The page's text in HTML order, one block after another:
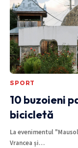
SPORT
10 buzoieni
bicicletă
La evenimentul
Vrancea și…